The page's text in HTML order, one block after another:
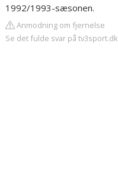
1992/1993-sæsonen.
Anmodning om fjernelse
Se det fulde svar på tv3sport.dk